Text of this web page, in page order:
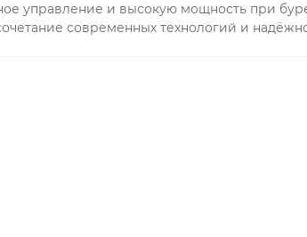
управление и высокую мощность при
современных технологий и